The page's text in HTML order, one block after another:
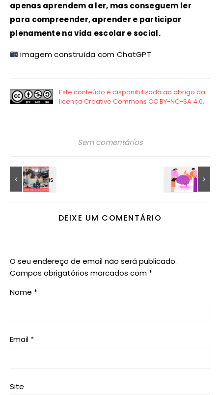
apenas aprendem a ler, mas conseguem ler
para compreender, aprender e participar
plenamente na vida escolar e social.
imagem construída com ChatGPT
Sem comentários
DEIXE UM COMENTÁRIO
O seu endereço de email não será publicado.
Campos obrigatórios marcados com *
Nome *
Email *
Site